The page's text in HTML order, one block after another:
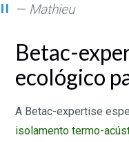
— Mathieu
Betac-
ecológico
A Betac-expertise
isolamento termo-